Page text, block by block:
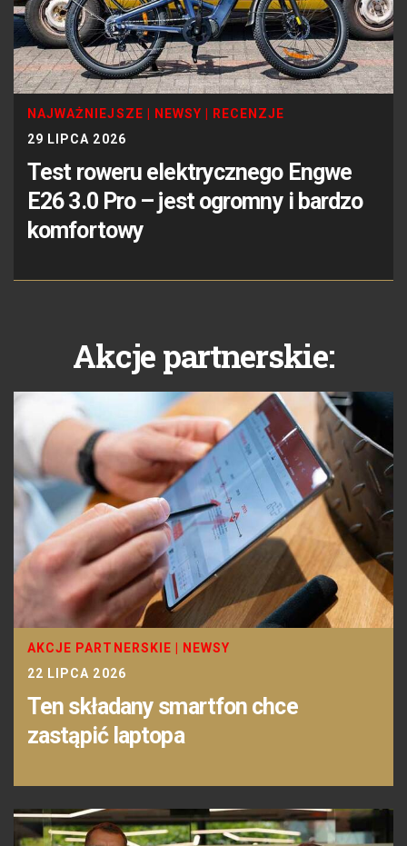
NAJWAŻNIEJSZE NEWSY
RECENZJE
29 LIPCA 2026
Test roweru elektrycznego Engwe
E26 3.0 Pro – jest ogromny i bardzo
komfortowy
Akcje partnerskie:
AKCJE PARTNERSKIE
NEWSY
22 LIPCA 2026
Ten składany smartfon chce
zastąpić laptopa